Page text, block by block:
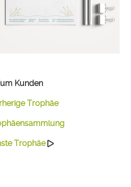
Kunden
Trophäe
Trophäe